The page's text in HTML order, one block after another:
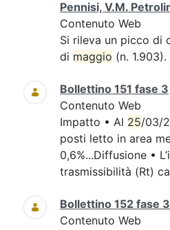
Pennisi, V.M.
Contenuto Web
Si rileva un picco di
di maggio (n. 1.903).
Bollettino 151 fase 3
Contenuto Web
Impatto • Al 25/03/
posti letto in area
0,6%...Diffusione •
trasmissibilità (Rt)
Bollettino 152 fase 3
Contenuto Web